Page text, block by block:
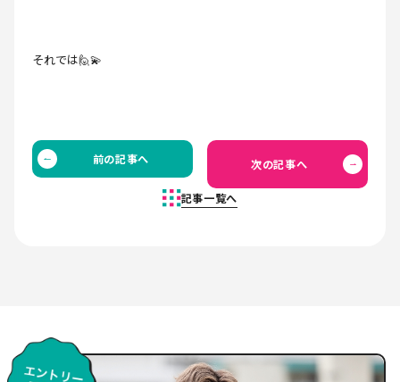
それでは🙋💫
前の記事へ
記事一覧へ
次の記事へ